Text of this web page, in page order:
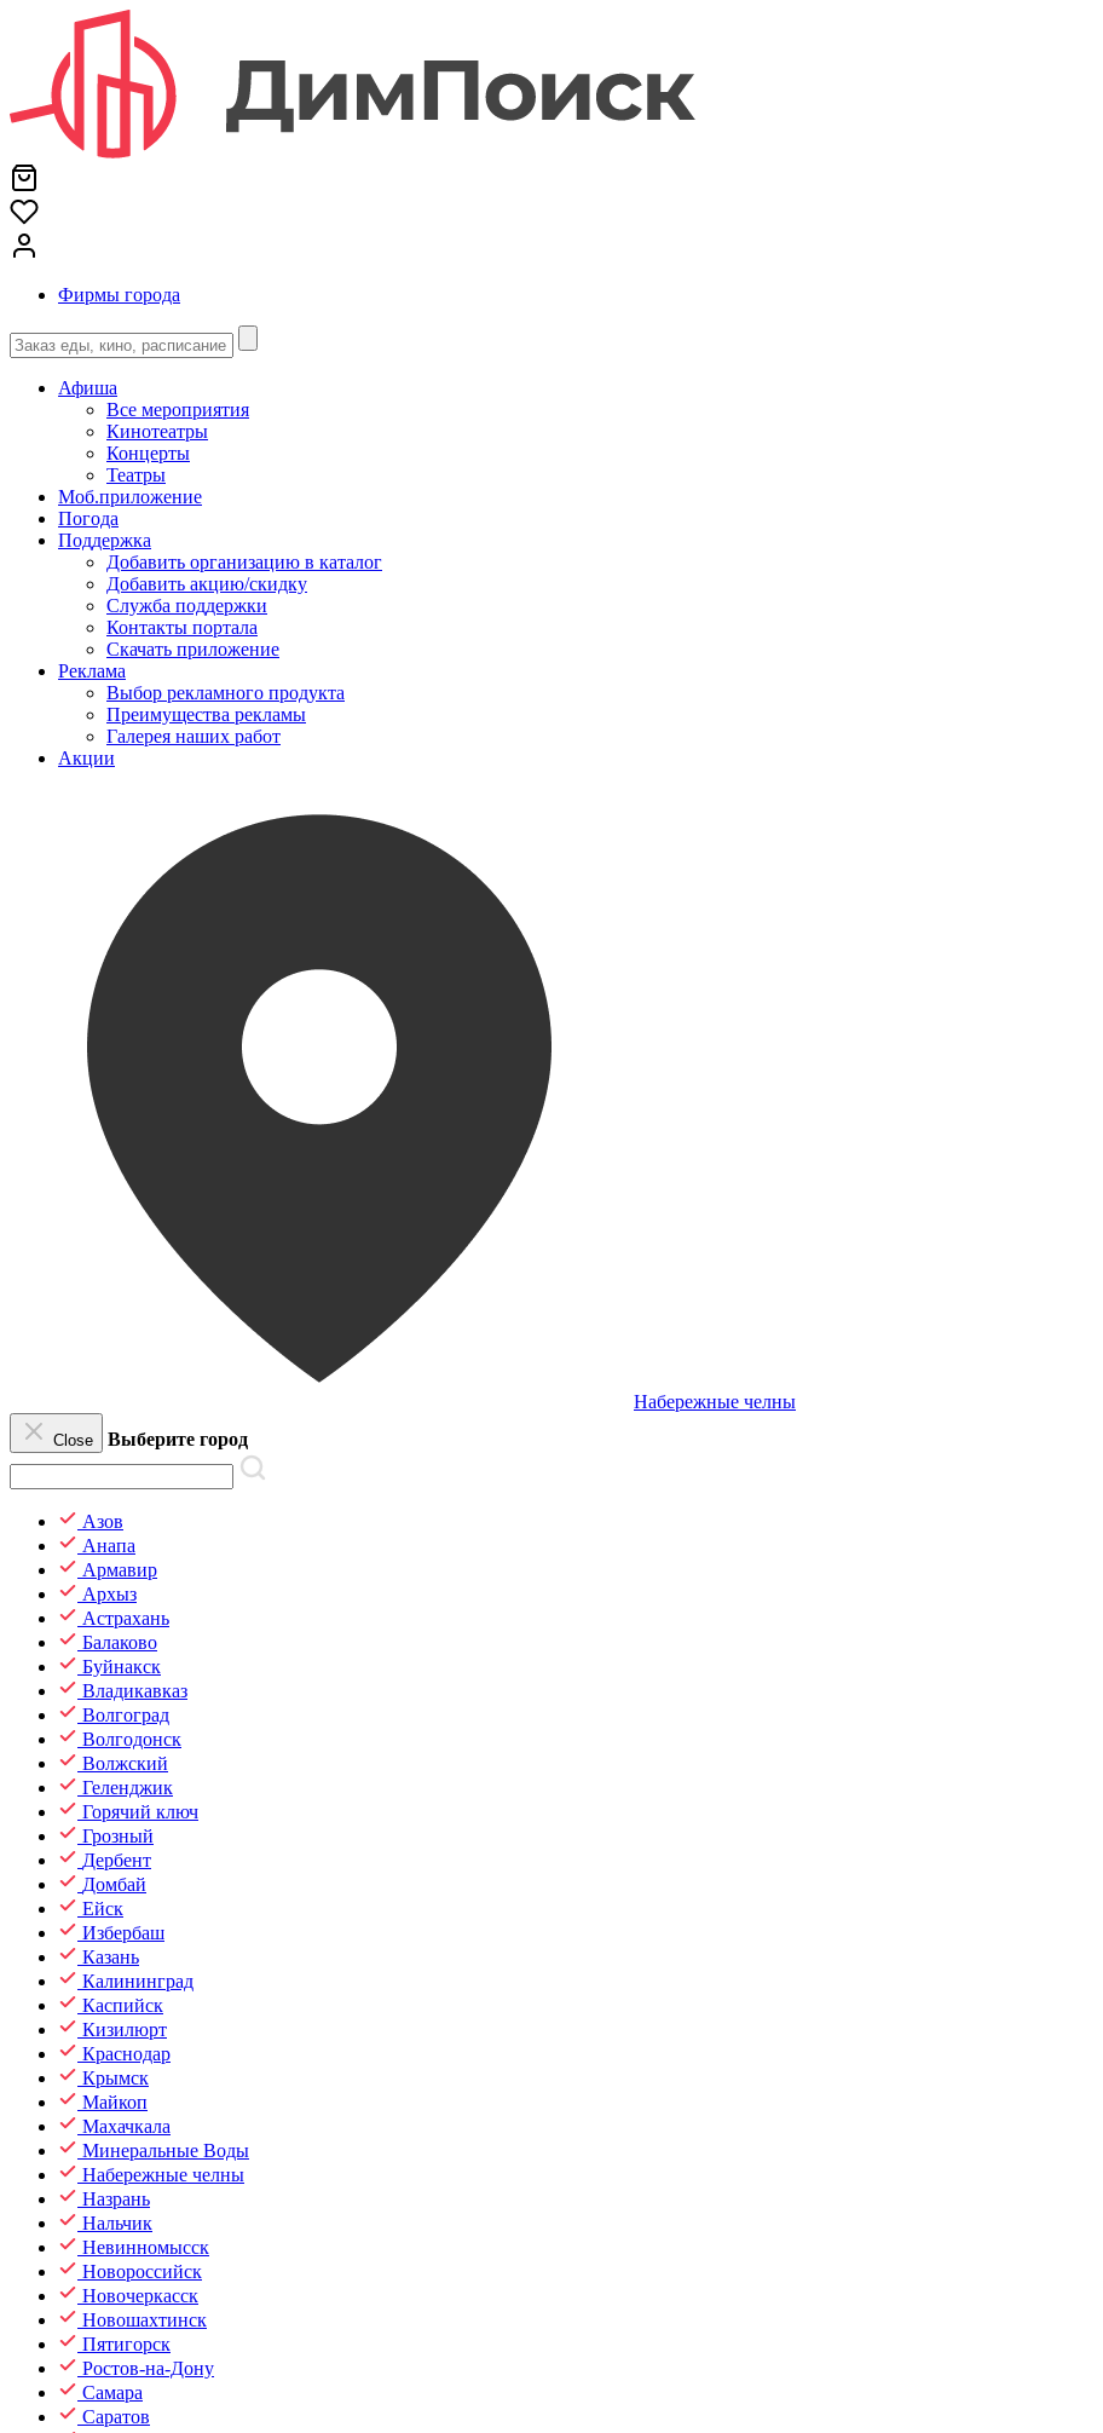
Фирмы города
Афиша
Все мероприятия
Кинотеатры
Концерты
Театры
Моб.приложение
Погода
Поддержка
Добавить организацию в каталог
Добавить акцию/скидку
Служба поддержки
Контакты портала
Скачать приложение
Реклама
Выбор рекламного продукта
Преимущества рекламы
Галерея наших работ
Акции
Набережные челны
Close Выберите город
Азов
Анапа
Армавир
Архыз
Астрахань
Балаково
Буйнакск
Владикавказ
Волгоград
Волгодонск
Волжский
Геленджик
Горячий ключ
Грозный
Дербент
Домбай
Ейск
Избербаш
Казань
Калининград
Каспийск
Кизилюрт
Краснодар
Крымск
Майкоп
Махачкала
Минеральные Воды
Набережные челны
Назрань
Нальчик
Невинномысск
Новороссийск
Новочеркасск
Новошахтинск
Пятигорск
Ростов-на-Дону
Самара
Саратов